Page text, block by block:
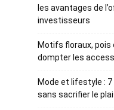
les avantages de
investisseurs
Motifs floraux, pois
dompter les
Mode et lifestyle :
sans sacrifier le